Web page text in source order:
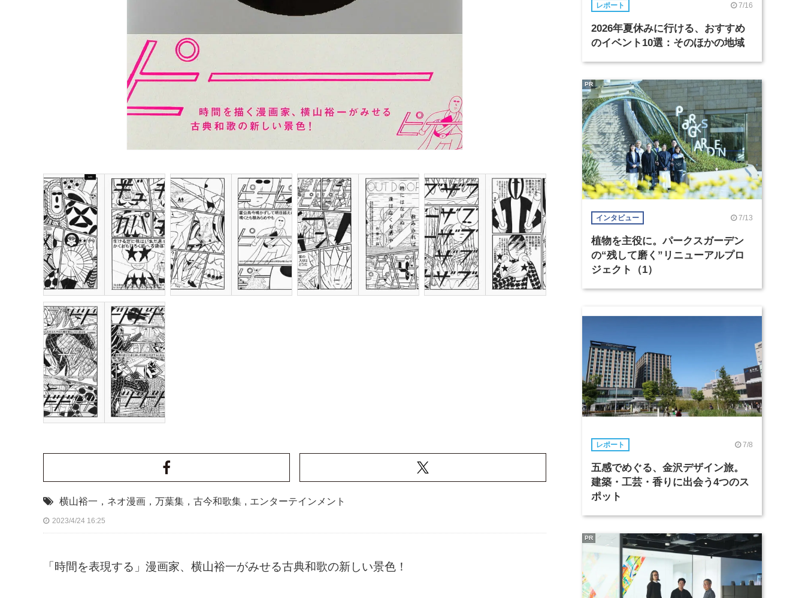
横山裕一，ネオ漫画，万葉集，古今和歌集 , エンターテインメント
2023/4/24 16:25
「時間を表現する」漫画家、横山裕一がみせる古典和歌の新しい景色！
レポート 7/16
2026年夏休みに行ける、おすすめ
のイベント10選：そのほかの地域
インタビュー 7/13
植物を主役に。パークスガーデン
の“残して磨く”リニューアルプロ
ジェクト（1）
PR
レポート 7/8
五感でめぐる、金沢デザイン旅。
建築・工芸・香りに出会う4つのス
ポット
PR